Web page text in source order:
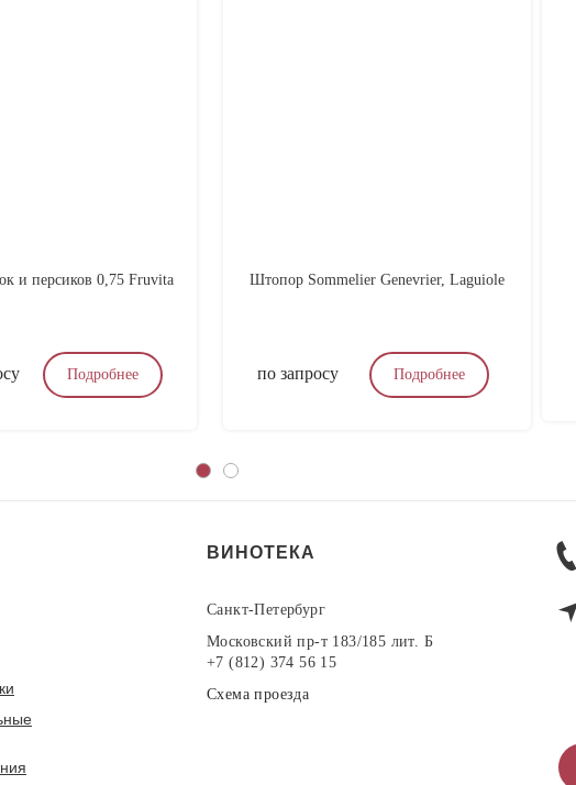
и персиков 0,75 Fruvita
Подробнее
Штопор Sommelier Genevrier, Laguiole
по запросу Подробнее
ВИНОТЕКА
Санкт-Петербург
Московский пр-т 183/185 лит. Б
+7 (812) 374 56 15
Схема проезда